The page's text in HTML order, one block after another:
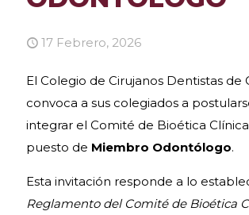
17 Febrero, 2026
El Colegio de Cirujanos Dentistas de
convoca a sus colegiados a
integrar el Comité de Bioética
puesto de Miembro Odontólogo.
Esta invitación responde a lo
Reglamento del Comité de Bioética